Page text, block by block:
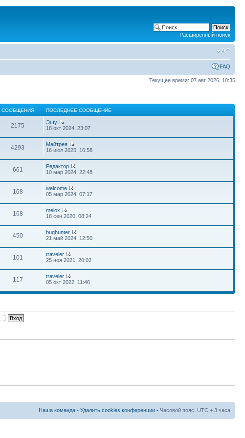
Расширенный поиск
FAQ
Текущее время: 07 авг 2026, 10:35
СООБЩЕНИЯ ПОСЛЕДНЕЕ СООБЩЕНИЕ
2175
Эшу
18 окт 2024, 23:07
4293
Майтрея
16 июл 2025, 16:58
661
Редактор
10 мар 2024, 22:48
168
welcome
05 мар 2024, 07:17
168
melox
18 сен 2020, 08:24
450
bughunter
21 май 2024, 12:50
101
traveler
25 ноя 2021, 20:02
117
traveler
05 окт 2022, 11:46
Наша команда • Удалить cookies конференции • Часовой пояс: UTC + 3 часа